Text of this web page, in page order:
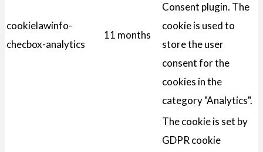
cookielawinfo-
checbox-analytics
11 months
Consent plugin. The
cookie is used to
store the user
consent for the
cookies in the
category "Analytics".
The cookie is set by
GDPR cookie